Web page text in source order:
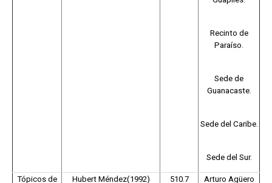
Recinto de
Paraíso.
Sede de
Guanacaste.
Sede del Caribe.
Sede del Sur.
Tópicos de
Hubert Méndez(1992)
510.7
Arturo Agüero